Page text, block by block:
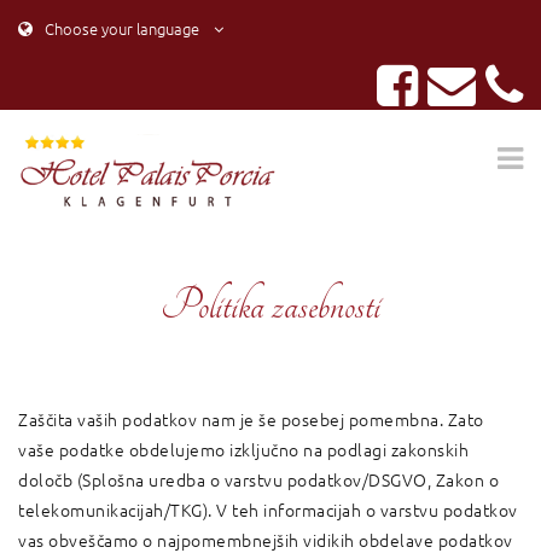
Choose your language
Politika zasebnosti
Zaščita vaših podatkov nam je še posebej pomembna. Zato
vaše podatke obdelujemo izključno na podlagi zakonskih
določb (Splošna uredba o varstvu podatkov/DSGVO, Zakon o
telekomunikacijah/TKG). V teh informacijah o varstvu podatkov
vas obveščamo o najpomembnejših vidikih obdelave podatkov